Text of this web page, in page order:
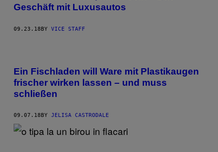
Geschäft mit Luxusautos
09.23.18BY VICE STAFF
Ein Fischladen will Ware mit Plastikaugen
frischer wirken lassen – und muss
schließen
09.07.18 BY JELISA CASTRODALE